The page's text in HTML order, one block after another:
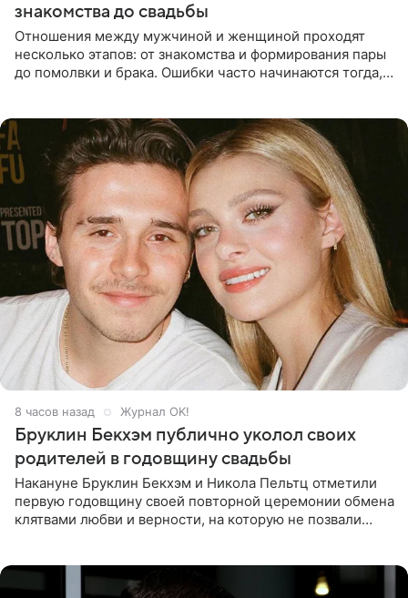
знакомства до свадьбы
Отношения между мужчиной и женщиной проходят
несколько этапов: от знакомства и формирования пары
до помолвки и брака. Ошибки часто начинаются тогда,
8 часов назад Журнал OK!
Бруклин Бекхэм публично уколол своих
родителей в годовщину свадьбы
Накануне Бруклин Бекхэм и Никола Пельтц отметили
первую годовщину своей повторной церемонии обмена
клятвами любви и верности, на которую не позвали